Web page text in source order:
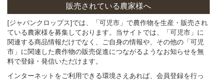
販売されている農家様へ
[ジャパンクロップス]では、「可児市」で農作物を生産・販売され
ている農家様を募集しております。当サイトでは、「可児市」に
関連する商品情報だけでなく、ご自身の情報や、その他の「可児
市」に関連した農作物の販売促進につながるようなお知らせを無
料で登録・発信いただけます。
インターネットをご利用できる環境さえあれば、会員登録を行っ